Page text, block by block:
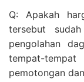
Q: Apakah
tersebut
pengolahan
tempat-
pemotongan